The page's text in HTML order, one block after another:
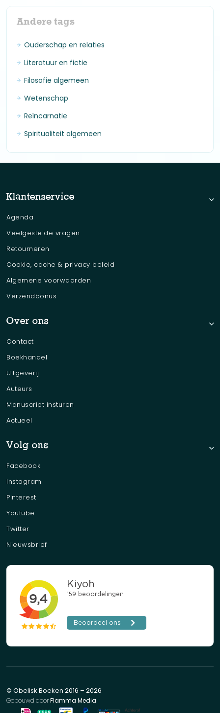
explosief materiaal dat de officiële uitleg
door Amerika volledig onderuit haalt.
Andere tags
Ouderschap en relaties
Literatuur en fictie
Filosofie algemeen
Wetenschap
Reïncarnatie
Spiritualiteit algemeen
Klantenservice
Agenda
Veelgestelde vragen
Retourneren
Cookie, cache & privacy beleid
Algemene voorwaarden
Verzendbonus
Over ons
Contact
Boekhandel
Uitgeverij
Auteurs
Manuscript insturen
Actueel
Volg ons
Facebook
Instagram
Pinterest
Youtube
Twitter
Nieuwsbrief
© Obelisk Boeken 2016 – 2026
Gebouwd doorFlamma Media